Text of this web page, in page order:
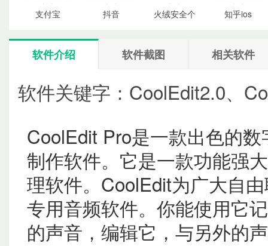
点击
支付宝
点击
抖音
点击
火绒安全个
点击
知乎ios
软件介绍 软件截图 相关软件
软件关键字：CoolEdit2.0、
CoolEdit Pro是一款出色的
制作软件。它是一款功能强
理软件。CoolEdit为广大自
专用音频软件。你能使用它
的声音，编辑它，与另外的